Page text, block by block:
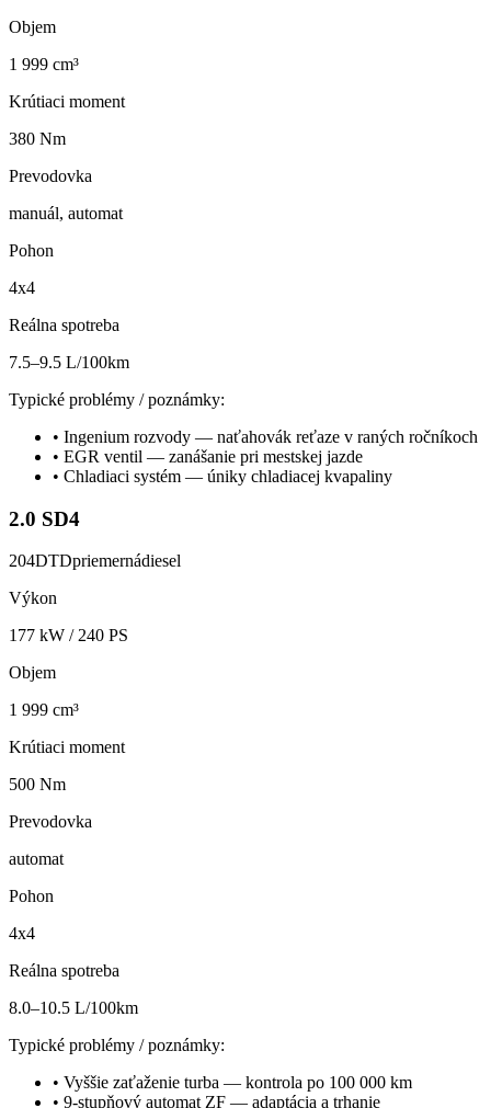
Objem
1 999 cm³
Krútiaci moment
380 Nm
Prevodovka
manuál, automat
Pohon
4x4
Reálna spotreba
7.5–9.5 L/100km
Typické problémy / poznámky:
• Ingenium rozvody — naťahovák reťaze v raných ročníkoch
• EGR ventil — zanášanie pri mestskej jazde
• Chladiaci systém — úniky chladiacej kvapaliny
2.0 SD4
204DTDpriemernádiesel
Výkon
177 kW / 240 PS
Objem
1 999 cm³
Krútiaci moment
500 Nm
Prevodovka
automat
Pohon
4x4
Reálna spotreba
8.0–10.5 L/100km
Typické problémy / poznámky:
• Vyššie zaťaženie turba — kontrola po 100 000 km
• 9-stupňový automat ZF — adaptácia a trhanie